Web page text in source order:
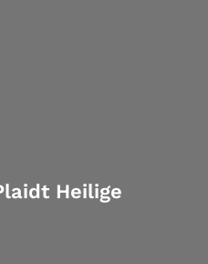
Heilige